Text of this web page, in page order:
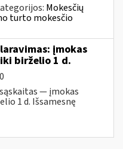
Mokesčių
turto mokesčio
įmokas
birželio 1 d.
— įmokas
1 d. Išsamesnę